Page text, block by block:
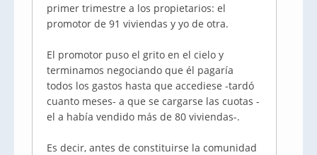
primer trimestre a los propietarios: el
promotor de 91 viviendas y yo de otra.
El promotor puso el grito en el cielo y
terminamos negociando que él pagaría
todos los gastos hasta que accediese -tardó
cuanto meses- a que se cargarse las cuotas -
el a había vendido más de 80 viviendas-.
Es decir, antes de constituirse la comunidad